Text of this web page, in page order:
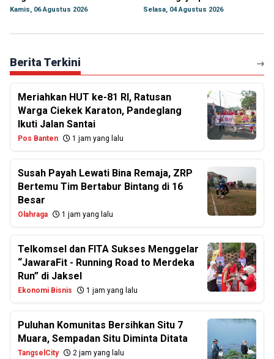
Kamis, 06 Agustus 2026 Selasa, 04 Agustus 2026
Berita Terkini
Meriahkan HUT ke-81 RI, Ratusan
Warga Ciekek Karaton, Pandeglang
Ikuti Jalan Santai
Pos Banten 1 jam yang lalu
Susah Payah Lewati Bina Remaja, ZRP
Bertemu Tim Bertabur Bintang di 16
Besar
Olahraga 1 jam yang lalu
Telkomsel dan FITA Sukses Menggelar
“JawaraFit - Running Road to Merdeka
Run” di Jaksel
Ekonomi Bisnis 1 jam yang lalu
Puluhan Komunitas Bersihkan Situ 7
Muara, Sempadan Situ Diminta Ditata
TangselCity 2 jam yang lalu